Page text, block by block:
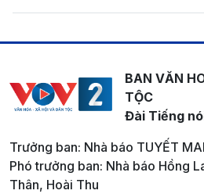
BAN VĂN
TỘC
Đài Tiếng
Trưởng ban: Nhà báo TUYẾT MAI
Phó trưởng ban: Nhà báo Hồng
Thân, Hoài Thu